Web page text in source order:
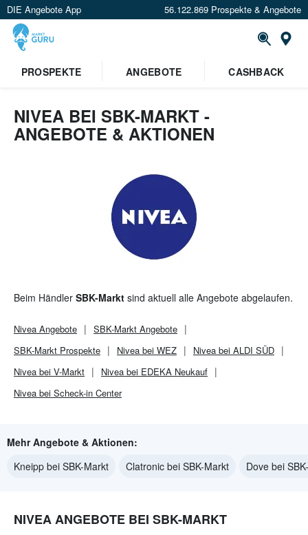
DIE Angebote App 56.122.869 Prospekte & Angebote
Standort festlegen
PROSPEKTE ANGEBOTE CASHBACK
NIVEA BEI SBK-MARKT -
ANGEBOTE & AKTIONEN
Beim Händler SBK-Markt sind aktuell alle Angebote abgelaufen.
Nivea Angebote SBK-Markt Angebote
SBK-Markt Prospekte Nivea bei WEZ
Nivea bei ALDI SÜD
Nivea bei V-Markt
Nivea bei EDEKA Neukauf
Nivea bei Scheck-in Center
Mehr Angebote & Aktionen:
Kneipp bei SBK-Markt
Clatronic bei SBK-Markt Dove bei
NIVEA ANGEBOTE BEI SBK-MARKT